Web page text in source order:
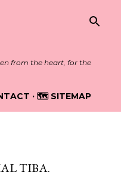
from the heart, for the
🗺️ SITEMAP
TIBA.